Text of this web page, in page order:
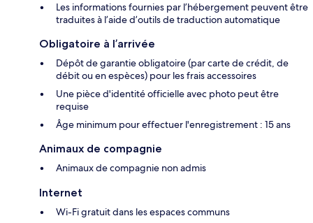
Les informations fournies par l’hébergement peuvent être
traduites à l’aide d’outils de traduction automatique
Obligatoire à l’arrivée
Dépôt de garantie obligatoire (par carte de crédit, de
débit ou en espèces) pour les frais accessoires
Une pièce d'identité officielle avec photo peut être
requise
Âge minimum pour effectuer l'enregistrement : 15 ans
Animaux de compagnie
Animaux de compagnie non admis
Internet
Wi-Fi gratuit dans les espaces communs